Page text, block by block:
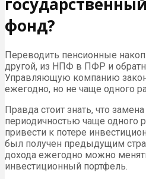
фонд?
Переводить пенсионные
другой, из НПФ в ПФР и
Управляющую компанию
ежегодно, но не чаще одного
Правда стоит знать, что
периодичностью чаще одного
привести к потере
был получен предыдущим
дохода ежегодно можно
инвестиционный портфель.